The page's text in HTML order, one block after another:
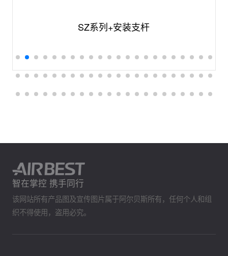
SZ系列+安装支杆
智在掌控 携手同行
该网站所有产品图及宣传图片属于阿尔贝斯所有，任何个人和组
织不得使用，盗用必究。